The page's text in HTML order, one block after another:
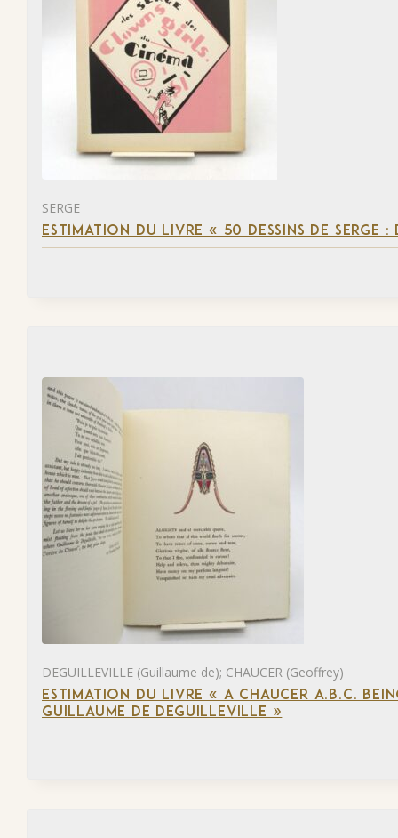
SERGE
ESTIMATION DU LIVRE « 50 DESSINS DE SERGE
DEGUILLEVILLE (Guillaume de); CHAUCER (Geoffrey)
ESTIMATION DU LIVRE « A CHAUCER A.B.C.
GUILLAUME DE DEGUILLEVILLE »